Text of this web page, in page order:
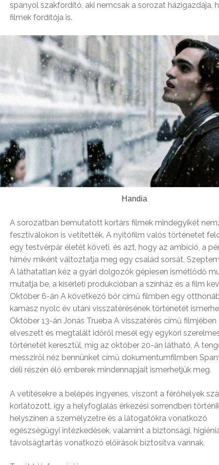
spanyol szakfordító, aki nemcsak a sorozat házigazdája,
filmek fordítója is.
Handia
A sorozatban bemutatott kortárs filmek mindegyikét
fesztiválokon is vetítették. A nyitófilm valós történetet
egy testvérpár életét követi, és azt, hogy az ambíció, a
hírnév miként változtatja meg egy család sorsát.
A láthatatlan kéz a gyári dolgozók gépiesen ismétlődő
mutatja be, a kísérleti produkcióban a színház és a film
Október 6-án A következő bőr című filmben egy
kamasz nyolc év utáni visszatérésének történetét
Október 13-án Jonás Trueba A visszatérés című filmjében
elveszett és megtalált időről mesél egy egykori
történetét keresztül, míg az október 20-án látható, A
messziről néz bennünket című dokumentumfilmben
déli részén élő emberek mindennapjait ismerhetjük meg.
A vetítésekre a belépés ingyenes, viszont a férőhelyek
korlátozott, így a helyfoglalás érkezési sorrendben
helyszínen a személyzetre és a látogatókra vonatkozó
egészségügyi intézkedések, valamint a biztonsági,
távolságtartás vonatkozó előírások biztosítva vannak.